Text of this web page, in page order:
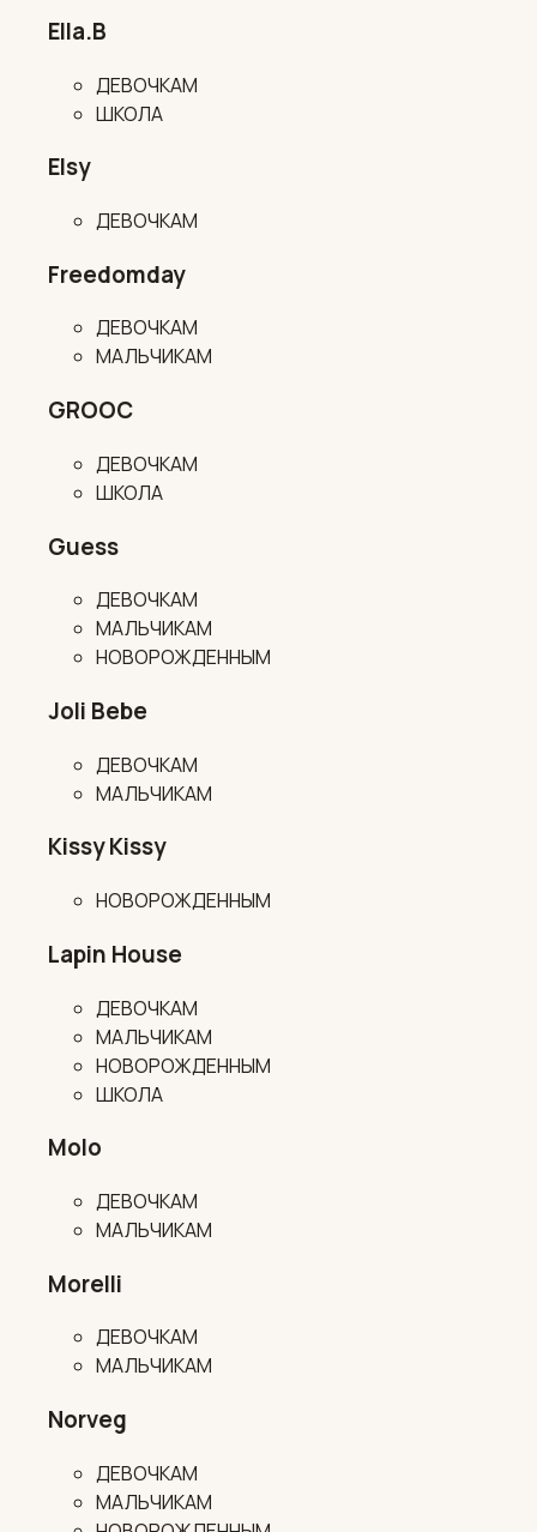
Ella.B
ДЕВОЧКАМ
ШКОЛА
Elsy
ДЕВОЧКАМ
Freedomday
ДЕВОЧКАМ
МАЛЬЧИКАМ
GROOC
ДЕВОЧКАМ
ШКОЛА
Guess
ДЕВОЧКАМ
МАЛЬЧИКАМ
НОВОРОЖДЕННЫМ
Joli Bebe
ДЕВОЧКАМ
МАЛЬЧИКАМ
Kissy Kissy
НОВОРОЖДЕННЫМ
Lapin House
ДЕВОЧКАМ
МАЛЬЧИКАМ
НОВОРОЖДЕННЫМ
ШКОЛА
Molo
ДЕВОЧКАМ
МАЛЬЧИКАМ
Morelli
ДЕВОЧКАМ
МАЛЬЧИКАМ
Norveg
ДЕВОЧКАМ
МАЛЬЧИКАМ